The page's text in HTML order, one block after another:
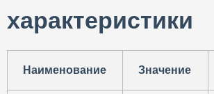
характеристики
Наименование Значение